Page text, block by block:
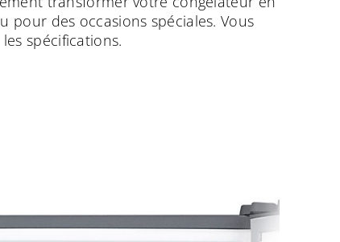
pour des occasions spéciales. Vous
spécifications.